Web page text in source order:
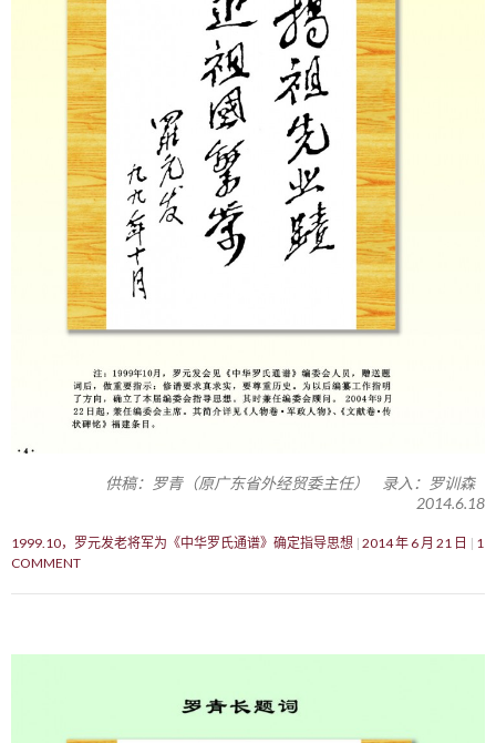
供稿：罗青（原广东省外经贸委主任） 录入：罗训森
2014.6.18
1999.10，罗元发老将军为《中华罗氏通谱》确定指导思想 2014 年 6 月 21 日
1
COMMENT